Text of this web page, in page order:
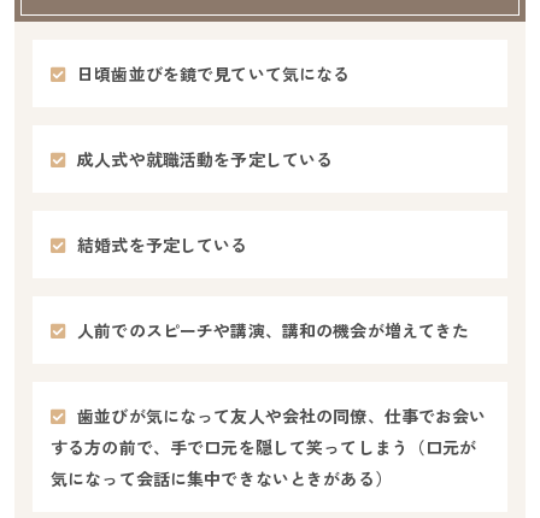
日頃歯並びを鏡で見ていて気になる
成人式や就職活動を予定している
結婚式を予定している
人前でのスピーチや講演、講和の機会が増えてきた
歯並びが気になって友人や会社の同僚、仕事でお会い
する方の前で、手で口元を隠して笑ってしまう（口元が
気になって会話に集中できないときがある）